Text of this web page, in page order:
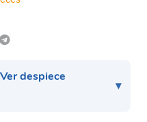
despiece